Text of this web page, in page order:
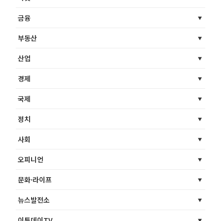
금융
부동산
산업
경제
국제
정치
사회
오피니언
문화·라이프
뉴스발전소